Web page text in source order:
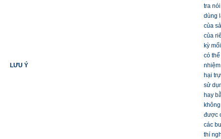
LƯU Ý
tra
dùng
của
của
kỳ
có
hại
sử
hay
được
các
thí